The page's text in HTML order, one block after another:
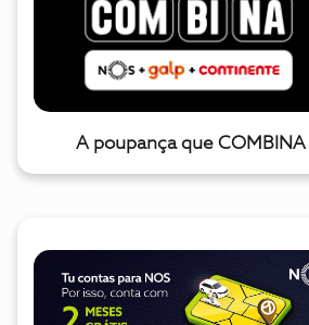
A poupança que COMBINA